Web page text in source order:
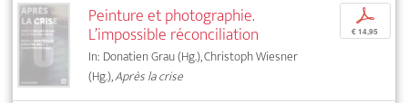
Peinture et photographie.
L’impossible réconciliation
In: Donatien Grau (Hg.), Christoph Wiesner
(Hg.),Après la crise
p
€ 14,95